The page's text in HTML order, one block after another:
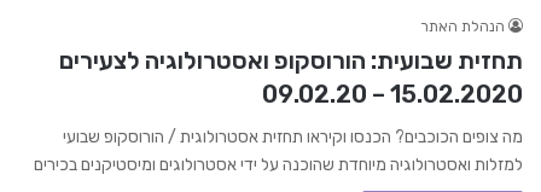
הנהלת האתר
תחזית שבועית: הורוסקופ ואסטרולוגיה לצעירים
15.02.2020 – 09.02.20
מה צופים הכוכבים? הכנסו וקיראו תחזית אסטרולוגית / הורוסקופ שבועי
למזלות ואסטרולוגיה מיוחדת שהוכנה על ידי אסטרולוגים ומיסטיקנים בכירים